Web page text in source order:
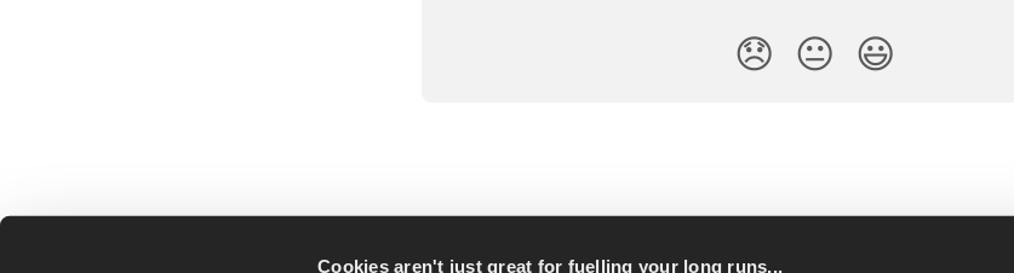
Cookies aren't just great for fuelling your long runs...
😞 😐 😃